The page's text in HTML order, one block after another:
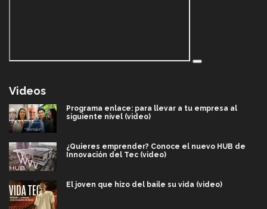
Videos
Programa enlace: para llevar a tu empresa al
siguiente nivel (video)
¿Quieres emprender? Conoce el nuevo HUB de
Innovación del Tec (video)
El joven que hizo del baile su vida (video)